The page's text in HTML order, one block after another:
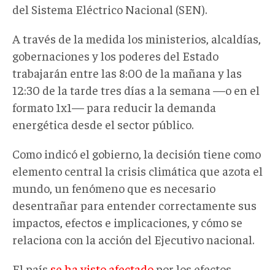
del Sistema Eléctrico Nacional (SEN).
A través de la medida los ministerios, alcaldías,
gobernaciones y los poderes del Estado
trabajarán entre las 8:00 de la mañana y las
12:30 de la tarde tres días a la semana —o en el
formato 1x1— para reducir la demanda
energética desde el sector público.
Como indicó el gobierno, la decisión tiene como
elemento central la crisis climática que azota el
mundo, un fenómeno que es necesario
desentrañar para entender correctamente sus
impactos, efectos e implicaciones, y cómo se
relaciona con la acción del Ejecutivo nacional.